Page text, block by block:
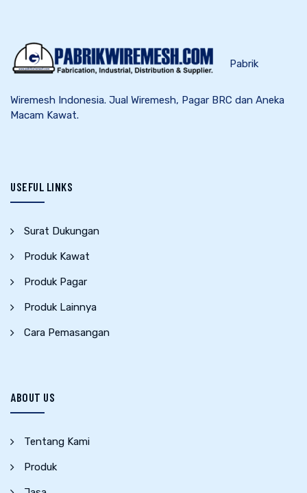
Pabrik
Wiremesh Indonesia. Jual Wiremesh, Pagar BRC dan Aneka
Macam Kawat.
USEFUL LINKS
Surat Dukungan
Produk Kawat
Produk Pagar
Produk Lainnya
Cara Pemasangan
ABOUT US
Tentang Kami
Produk